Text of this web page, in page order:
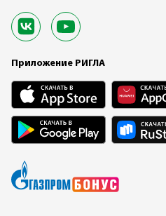
Приложение РИГЛА